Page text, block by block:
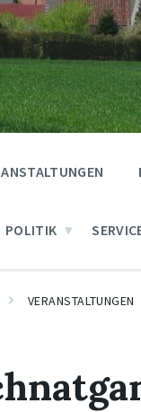
POLITIK
VERANSTALTUNGEN